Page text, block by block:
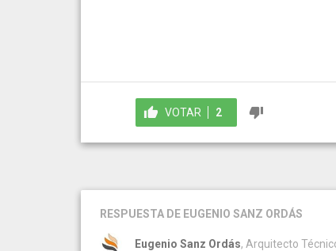
VOTAR 2
RESPUESTA DE EUGENIO SANZ ORDÁS
Eugenio Sanz Ordás, Arquitecto